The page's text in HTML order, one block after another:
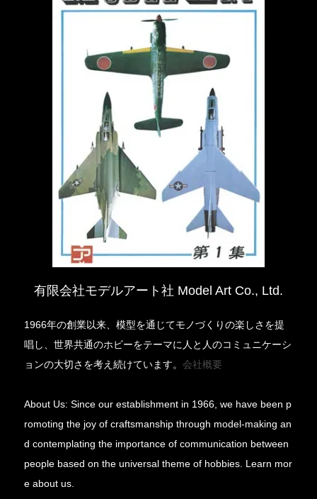
有限会社モデルアート社 Model Art Co., Ltd.
1966年の創業以来、模型を通じてモノづくりの楽しさを提
唱し、世界共通のホビーをテーマに人と人のコミュニケーシ
ョンの大切さを考え続けています。会社概要
About Us: Since our establishment in 1966, we have been p
romoting the joy of craftsmanship through model-making an
d contemplating the importance of communication between
people based on the universal theme of hobbies. Learn mor
e about us.